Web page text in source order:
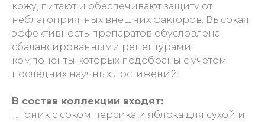
кожу, питают и обеспечивают защиту от
неблагоприятных внешних факторов. Высокая
эффективность препаратов обусловлена
сбалансированными рецептурами,
компоненты которых подобраны с учетом
последних научных достижений.
В состав коллекции входят:
1. Тоник с соком персика и яблока для сухой и